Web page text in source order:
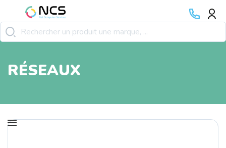
RÉSEAUX